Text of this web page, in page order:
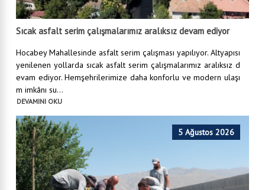
Sıcak asfalt serim çalışmalarımız aralıksız devam ediyor
Hocabey Mahallesinde asfalt serim çalışması yapılıyor. Altyapısı
yenilenen yollarda sıcak asfalt serim çalışmalarımız aralıksız d
evam ediyor. Hemşehrilerimize daha konforlu ve modern ulaşı
m imkânı su...
DEVAMINI OKU
5 Ağustos 2026